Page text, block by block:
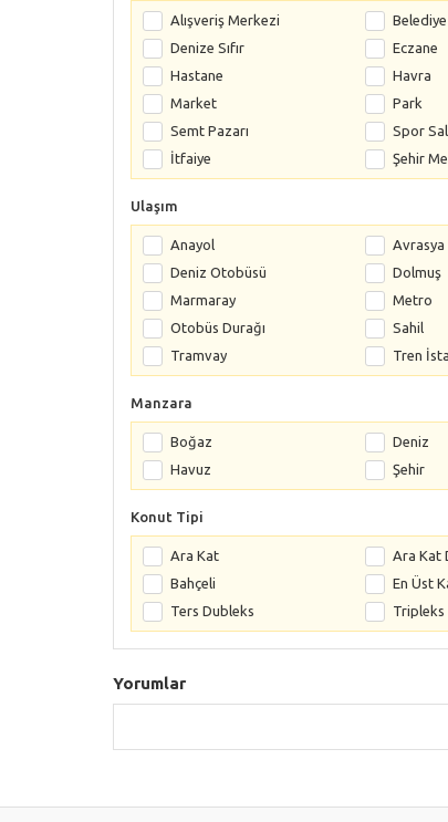
Alışveriş Merkezi Belediye
Denize Sıfır
Eczane
Hastane
Havra
Market
Park
Semt Pazarı
Spor
İtfaiye
Şehir
Ulaşım
Anayol Avrasya
Deniz Otobüsü
Dolmuş
Marmaray
Metro
Otobüs Durağı
Sahil
Tramvay
Tren
Manzara
Boğaz Deniz
Havuz
Şehir
Konut Tipi
Ara Kat Ara Kat
Bahçeli
En Üst
Ters Dubleks
Tripleks
Yorumlar